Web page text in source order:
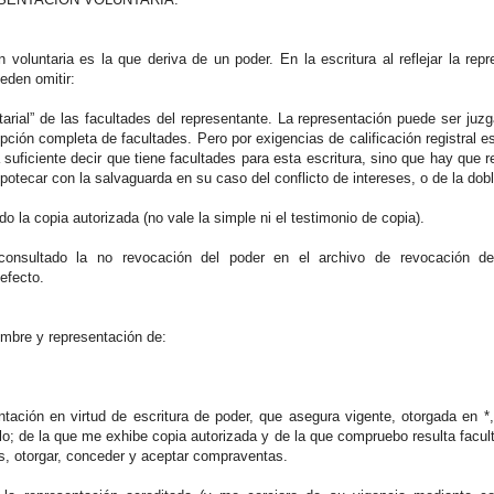
voluntaria es la que deriva de un poder. En la escritura al reflejar la
omitir:
de las facultades del representante. La representación puede ser
completa de facultades. Pero por exigencias de calificación registral
decir que tiene facultades para esta escritura, sino que hay que
con la salvaguarda en su caso del conflicto de intereses, o de la
la copia autorizada (no vale la simple ni el testimonio de copia).
la no revocación del poder en el archivo de revocación
y representación de:
en virtud de escritura de poder, que asegura vigente, otorgada
de la que me exhibe copia autorizada y de la que compruebo resulta
otorgar, conceder y aceptar compraventas.